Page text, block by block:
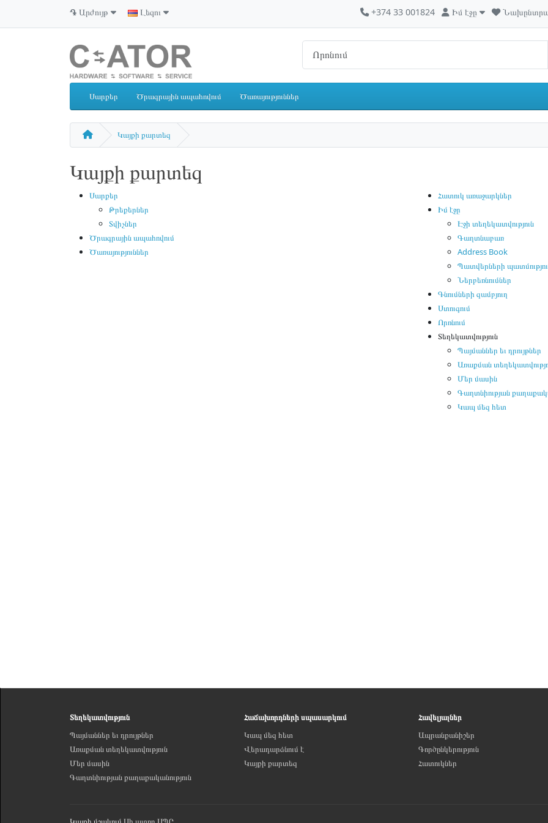
֏ Արժույթ Լեզու +374 33 001824 Իմ էջը
Սարքեր Ծրագրային ապահովում Ծառայություններ
Կայքի քարտեզ
Կայքի քարտեզ
Սարքեր
Թրեքերներ
Տվիչներ
Ծրագրային ապահովում
Ծառայություններ
Հատուկ առաջարկներ
Իմ էջը
Էջի տեղեկատվություն
Գաղտնաբառ
Address Book
Պատվերների
Ներբեռնումներ
Գնումների զամբյուղ
Ստուգում
Որոնում
Տեղեկատվություն
Պայմաններ եւ դրույթներ
Առաքման
Մեր մասին
Գաղտնիության
Կապ մեզ հետ
Տեղեկատվություն
Պայմաններ եւ դրույթներ
Առաքման տեղեկատվություն
Մեր մասին
Գաղտնիության քաղաքականություն
Հաճախորդների սպասարկում
Կապ մեզ հետ
Վերադարձնում է
Կայքի քարտեզ
Հավելյալներ
Ապրանքանիշեր
Գործընկերություն
Հատուկներ